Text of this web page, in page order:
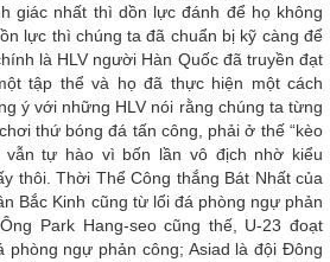
giác nhất thì dồn lực đánh để họ không
lực thì chúng ta đã chuẩn bị kỹ càng để
là HLV người Hàn Quốc đã truyền đạt
tập thể và họ đã thực hiện một cách
ý với những HLV nói rằng chúng ta từng
thứ bóng đá tấn công, phải ở thế “kèo
vẫn tự hào vì bốn lần vô địch nhờ kiểu
thôi. Thời Thể Công thắng Bát Nhất của
Bắc Kinh cũng từ lối đá phòng ngự phản
Park Hang-seo cũng thế, U-23 đoạt
phòng ngự phản công; Asiad là đội Đông